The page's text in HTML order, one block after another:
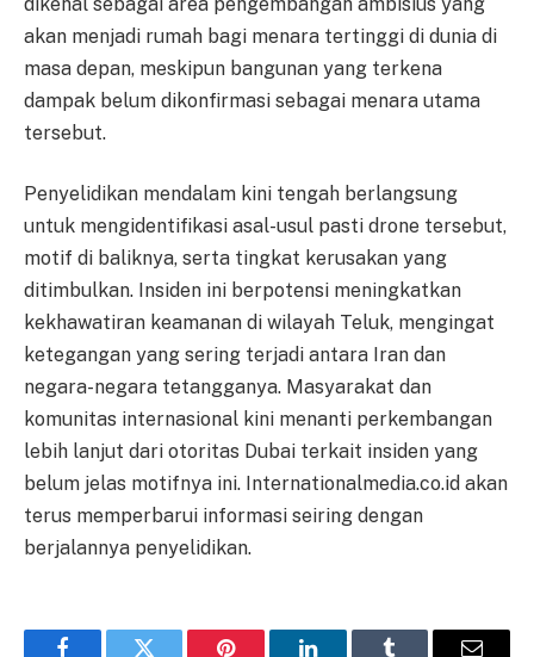
akan menjadi rumah bagi menara tertinggi di dunia di
masa depan, meskipun bangunan yang terkena
dampak belum dikonfirmasi sebagai menara utama
tersebut.
Penyelidikan mendalam kini tengah berlangsung
untuk mengidentifikasi asal-usul pasti drone tersebut,
motif di baliknya, serta tingkat kerusakan yang
ditimbulkan. Insiden ini berpotensi meningkatkan
kekhawatiran keamanan di wilayah Teluk, mengingat
ketegangan yang sering terjadi antara Iran dan
negara-negara tetangganya. Masyarakat dan
komunitas internasional kini menanti perkembangan
lebih lanjut dari otoritas Dubai terkait insiden yang
belum jelas motifnya ini. Internationalmedia.co.id akan
terus memperbarui informasi seiring dengan
berjalannya penyelidikan.